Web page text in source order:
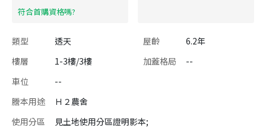
​符合首購資格嗎?
類型 透天 屋齡
6.2年
樓層
1-3樓/3樓 加蓋格局
--
車位
--
謄本用途
Ｈ２農舍
使用分區
見土地使用分區證明影本;